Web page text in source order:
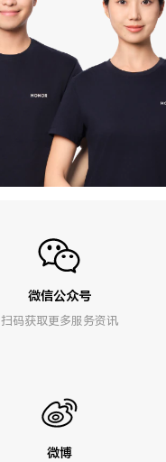
微信公众号
扫码获取更多服务资讯
微博